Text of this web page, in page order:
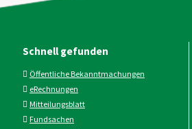
Schnell gefunden
Öffentliche Bekanntmachungen
eRechnungen
Mitteilungsblatt
Fundsachen